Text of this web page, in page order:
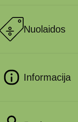
Nuolaidos
Informacija